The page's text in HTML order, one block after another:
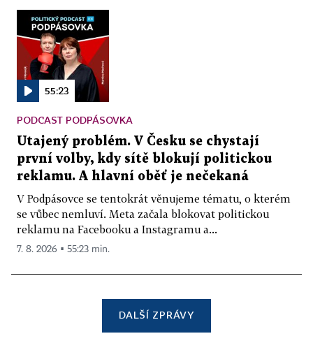
55:23
PODCAST PODPÁSOVKA
Utajený problém. V Česku se chystají
první volby, kdy sítě blokují politickou
reklamu. A hlavní oběť je nečekaná
V Podpásovce se tentokrát věnujeme tématu, o kterém
se vůbec nemluví. Meta začala blokovat politickou
reklamu na Facebooku a Instagramu a...
7. 8. 2026 ▪ 55:23 min.
DALŠÍ ZPRÁVY